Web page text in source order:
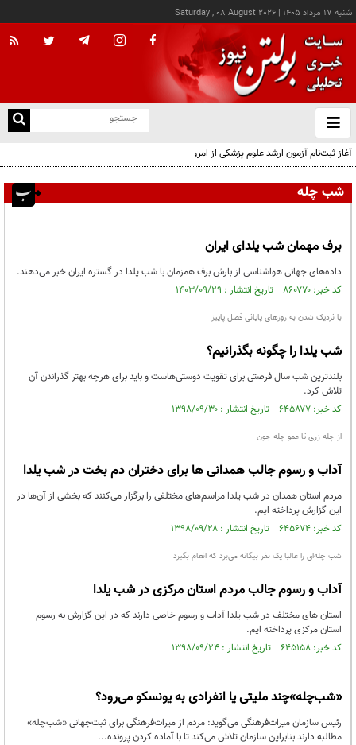
شنبه ۱۷ مرداد ۱۴۰۵ |
Saturday , 08 August 2026
باز
و
آغاز ثبت‌نام آزمون ارشد علوم پزشکی از امروز
شب چله
برف مهمان شب یلدای ایران
داده‌های جهانی هواشناسی از بارش برف همزمان با شب یلدا در گستره ایران خبر می‌دهند.
کد خبر: ۸۶۰۷۷۰ تاریخ انتشار : ۱۴۰۳/۰۹/۲۹
با نزدیک شدن به روز‌های پایانی فصل پاییز
شب یلدا را چگونه بگذرانیم؟
بلندترین شب سال فرصتی برای تقویت دوستی‌هاست و باید برای هرچه بهتر گذراندن آن
تلاش کرد.
کد خبر: ۶۴۵۸۷۷ تاریخ انتشار : ۱۳۹۸/۰۹/۳۰
از چله زری تا عمو چله جون
آداب و رسوم جالب همدانی ها برای دختران دم بخت در شب یلدا
مردم استان همدان در شب یلدا مراسم‌های مختلفی را برگزار می‌کنند که بخشی از آن‌ها در
این گزارش پرداخته ایم.
کد خبر: ۶۴۵۶۷۴ تاریخ انتشار : ۱۳۹۸/۰۹/۲۸
شب چله‌ای را غالبا یک نفر بیگانه می‌برد که انعام بگیرد
آداب و رسوم جالب مردم استان مرکزی در شب یلدا
استان های مختلف در شب یلدا آداب و رسوم خاصی دارند که در این گزارش به رسوم
استان مرکزی پرداخته ایم.
کد خبر: ۶۴۵۱۵۸ تاریخ انتشار : ۱۳۹۸/۰۹/۲۴
«شب‌چله»چند ملیتی یا انفرادی به یونسکو می‌رود؟
رئیس سازمان میراث‌فرهنگی می‌گوید: مردم از میراث‌فرهنگی برای ثبت‌جهانی ‌«شب‌چله»
مطالبه دارند بنابراین سازمان تلاش می‌کند تا با آماده کردن پرونده‌...